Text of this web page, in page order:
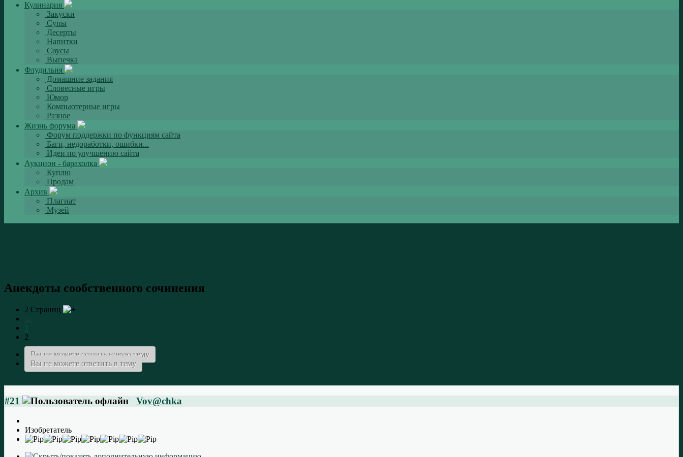
Кулинария
Закуски
Супы
Десерты
Напитки
Соусы
Выпечка
Флудильня
Домашние задания
Словесные игры
Юмор
Компьютерные игры
Разное
Жизнь форума
Форум поддержки по функциям сайта
Баги, недоработки, ошибки...
Идеи по улучшению сайта
Аукцион - барахолка
Куплю
Продам
Архив
Плагиат
Музей
Анекдоты сообственного сочинения
2 Страниц
2
Вы не можете создать новую тему
Вы не можете ответить в тему
#21 Vov@chka
Изобретатель